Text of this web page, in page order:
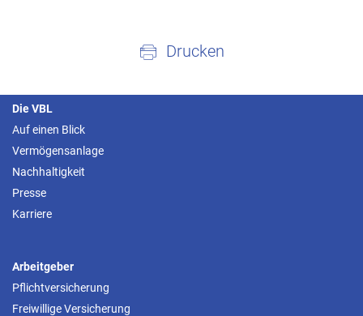
Drucken
Die VBL
Auf einen Blick
Vermögensanlage
Nachhaltigkeit
Presse
Karriere
Arbeitgeber
Pflichtversicherung
Freiwillige Versicherung